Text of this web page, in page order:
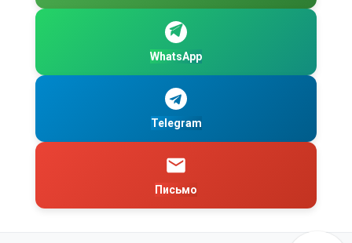
WhatsApp
Telegram
Письмо